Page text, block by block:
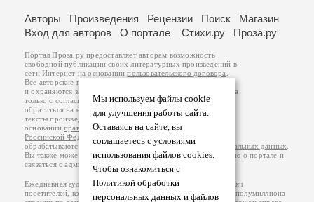
Мы используем файлы cookie
для улучшения работы сайта.
Оставаясь на сайте, вы
соглашаетесь с условиями
использования файлов cookies.
Чтобы ознакомиться с
Политикой обработки
персональных данных и файлов
Авторы Произведения Рецензии Поиск
Магазин
Вход для авторов
О портале Стихи.ру Проза.ру
Портал Проза.ру предоставляет авторам возможность
свободной публикации своих литературных произведений в
сети Интернет на основаниипользовательского договора
Все авторские права на произведения принадлежат авторам
и охраняются законом
. Перепечатка произведений возможна
только с согласия его автора, к которому вы можете
обратиться на его авторской странице. Ответственность за
тексты произведений авторы несут самостоятельно на
основанииправил публикацииизаконодательства
Российской Федерации
обрабатываются на основанииПолитики обработки персональных данных
Вы также можете посмотреть более подробнуюинформацию о портале и
связаться с администрацией
Ежедневная аудитория портала Проза.ру – порядка 100 тысяч
посетителей, которые в общей сумме просматривают более полумиллиона